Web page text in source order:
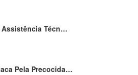
Assistência Técn…
Pela Precocida…